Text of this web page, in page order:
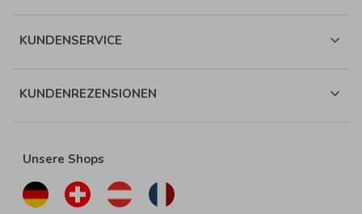
KUNDENSERVICE
KUNDENREZENSIONEN
Unsere Shops